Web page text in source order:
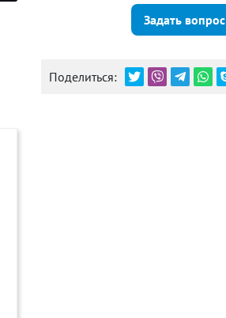
Задать вопрос
Поделиться: